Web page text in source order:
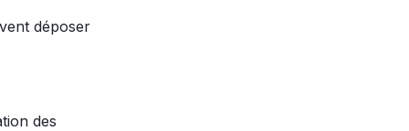
déposer
des